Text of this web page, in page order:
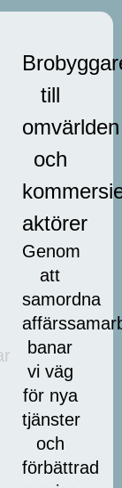
till
omvärlden
och
aktörer
Genom
att
samordna
banar
vi väg
för nya
tjänster
och
förbättrad